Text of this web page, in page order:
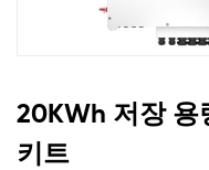
20KWh 저장 용
키트